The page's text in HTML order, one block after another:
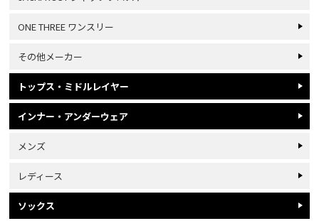
ONE THREE ワンスリー
その他メーカー
トップス・ミドルレイヤー
インナー・アンダーウェア
メンズ
レディース
ソックス